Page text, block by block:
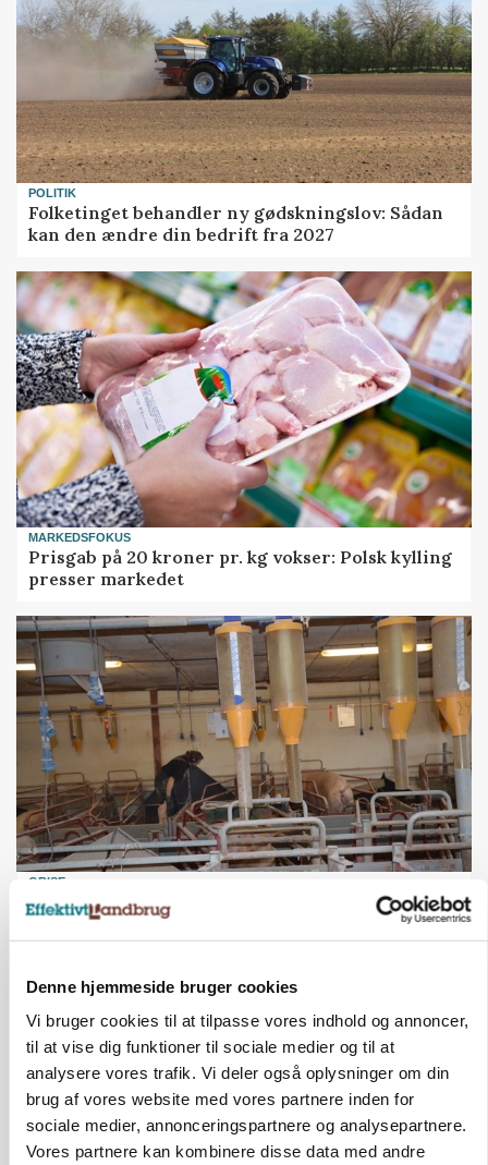
Denne hjemmeside bruger cookies
Vi bruger cookies til at tilpasse vores indhold og annoncer,
til at vise dig funktioner til sociale medier og til at
analysere vores trafik. Vi deler også oplysninger om din
brug af vores website med vores partnere inden for
sociale medier, annonceringspartnere og analysepartnere.
Vores partnere kan kombinere disse data med andre
POLITIK
Folketinget behandler ny gødskningslov: Sådan
kan den ændre din bedrift fra 2027
MARKEDSFOKUS
Prisgab på 20 kroner pr. kg vokser: Polsk kylling
presser markedet
GRISE
Rådgiver om DB-Tjek: Små justeringer kan give
store besparelser